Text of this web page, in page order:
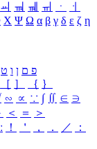
ㆉ ㆊ ㆋ ㆌ ㆍ
ㆎ
Χ Ψ Ω α β γ δ ε ζ η
פ ם ן ו ט
［ ］ ｛ ｝
∽ ∝ ∵ ∫ ∬ ∈ ∋
＜ ＝
＞
ː ！ ＇ ， ． ／
：